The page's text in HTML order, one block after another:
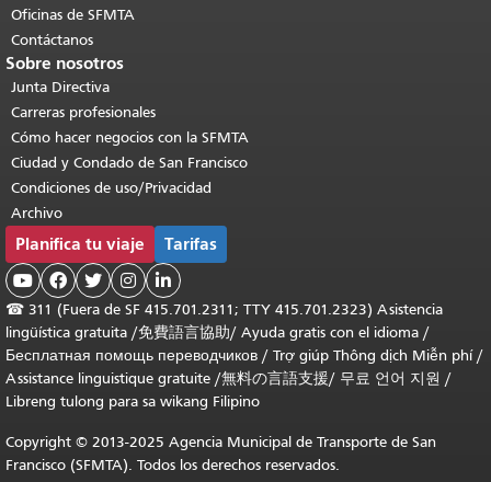
Oficinas de SFMTA
Contáctanos
Sobre nosotros
Junta Directiva
Carreras profesionales
Cómo hacer negocios con la SFMTA
Ciudad y Condado de San Francisco
Condiciones de uso/Privacidad
Archivo
Planifica tu viaje Tarifas
    
☎ 311 (Fuera de SF 415.701.2311; TTY 415.701.2323) Asistencia
lingüística gratuita /免費語言協助/ Ayuda gratis con el idioma /
Бесплатная помощь переводчиков / Trợ giúp Thông dịch Miễn phí/
Assistance linguistique gratuite /無料の言語支援/ 무료 언어 지원 /
Libreng tulong para sa wikang Filipino
Copyright © 2013-2025 Agencia Municipal de Transporte de San
Francisco (SFMTA). Todos los derechos reservados.